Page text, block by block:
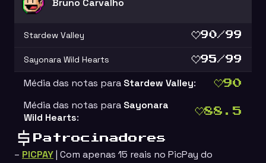
Bruno Carvalho
Stardew Valley 90/99
Sayonara Wild Hearts 95/99
Média das notas para Stardew Valley: 90
Média das notas para Sayonara
Wild Hearts: 88.5
Patrocinadores
– PICPAY| Com apenas 15 reais no PicPay do